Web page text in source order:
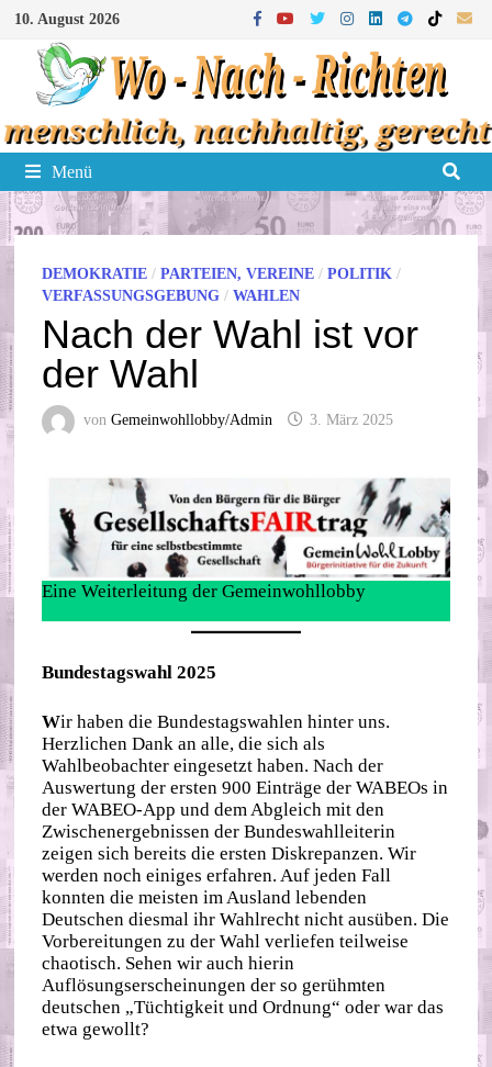
Zum
Inhalt
springen
10. August 2026
Menü
DEMOKRATIE /PARTEIEN, VEREINE /POLITIK /
VERFASSUNGSGEBUNG /WAHLEN
Nach der Wahl ist vor
der Wahl
vonGemeinwohllobby/Admin 3. März 2025
Eine Weiterleitung der Gemeinwohllobby
Bundestagswahl 2025
Wir haben die Bundestagswahlen hinter uns.
Herzlichen Dank an alle, die sich als
Wahlbeobachter eingesetzt haben. Nach der
Auswertung der ersten 900 Einträge der WABEOs in
der WABEO-App und dem Abgleich mit den
Zwischenergebnissen der Bundeswahlleiterin
zeigen sich bereits die ersten Diskrepanzen. Wir
werden noch einiges erfahren. Auf jeden Fall
konnten die meisten im Ausland lebenden
Deutschen diesmal ihr Wahlrecht nicht ausüben. Die
Vorbereitungen zu der Wahl verliefen teilweise
chaotisch. Sehen wir auch hierin
Auflösungserscheinungen der so gerühmten
deutschen „Tüchtigkeit und Ordnung“ oder war das
etwa gewollt?